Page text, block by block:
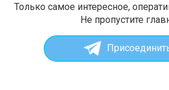
Только самое интересное,
Не пропустите